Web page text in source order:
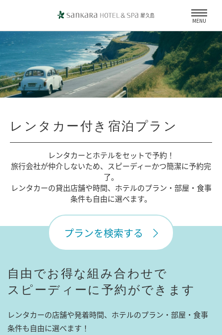
MENU
レンタカー付き宿泊プラン
レンタカーとホテルをセットで予約！
旅行会社が仲介しないため、
スピーディーかつ簡潔に予約完
了。
レンタカーの貸出店舗や時間、 ホテルのプラン・部屋・食事
条件も自由に選べます。
プランを検索する
自由でお得な組み合わせで
スピーディーに予約ができます
レンタカーの店舗や発着時間、ホテルのプラン・部屋・食事
条件も自由に選べます！